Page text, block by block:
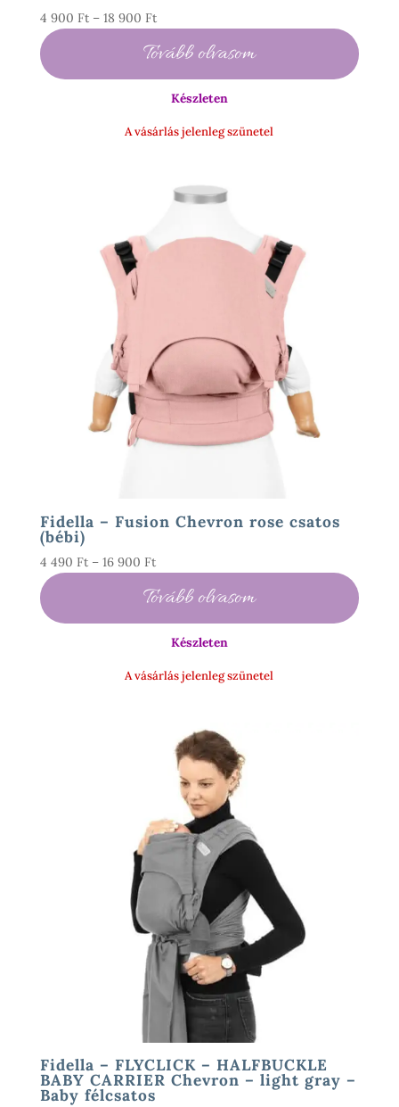
4 900 Ft – 18 900 FtÁrtartomány:
900 Ft
-
Tovább olvasom
Készleten
A vásárlás jelenleg szünetel
Fidella – Fusion Chevron rose csatos
(bébi)
4 490 Ft – 16 900 FtÁrtartomány:
490 Ft
-
Tovább olvasom
Készleten
A vásárlás jelenleg szünetel
Fidella – FLYCLICK – HALFBUCKLE
BABY CARRIER Chevron – light gray –
Baby félcsatos